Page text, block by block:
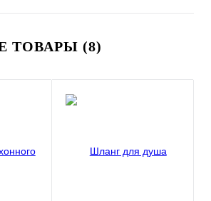
ТОВАРЫ (8)